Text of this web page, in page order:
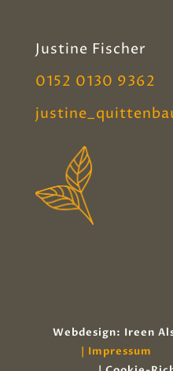
Justine Fischer
0152 0130 9362
Webdesign: Ireen
| Impressum